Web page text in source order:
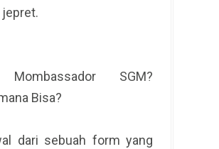
SGM?
Bisa?
dari sebuah form yang